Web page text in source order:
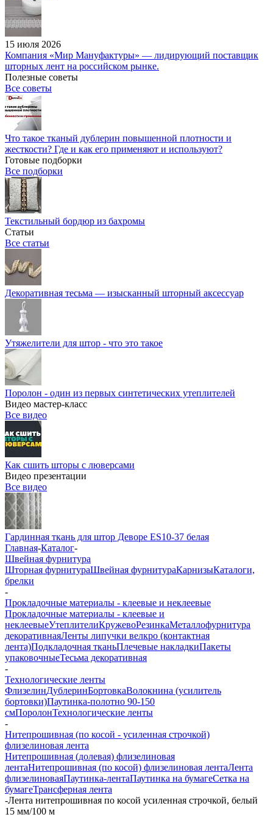
15 июля 2026
Компания «Мир Мануфактуры» — лидирующий поставщик
шторных лент на российском рынке.
Полезные советы
Все советы
Что такое тканый дублерин повышенной плотности и
жесткости? Где и как его применяют и используют?
Готовые подборки
Все подборки
Текстильный бордюр из бахромы
Статьи
Все статьи
Декоративная тесьма — изысканный шторный аксессуар
Утяжелители для штор - что это такое
Поролон - один из первых синтетических утеплителей
Видео мастер-класс
Все видео
Как сшить шторы с люверсами
Видео презентации
Все видео
Гардинная ткань для штор Деворе ES10-37 белая
Главная-Каталог-
Швейная фурнитура
Шторная фурнитураШвейная фурнитураКарнизыКаталоги,
брелки
-
Прокладочные материалы - клеевые и неклеевые
Прокладочные материалы - клеевые и
неклеевыеУтеплителиКружевоРезинкаМеталлофурнитура
декоративнаяЛенты липучки велкро (контактная
лента)Подкладочная тканьПлечевые накладкиПакеты
упаковочныеТесьма декоративная
-
Технологические ленты
ФлизелинДублеринБортовкаВолокнина (усилитель
бортовки)Паутинка-полотно 90-150
смПоролонТехнологические ленты
-
Нитепрошивная (по косой - усиленная строчкой)
флизелиновая лента
Нитепрошивная (долевая) флизелиновая
лентаНитепрошивная (по косой) флизелиновая лентаЛента
флизелиноваяПаутинка-лентаПаутинка на бумагеСетка на
бумагеТрансферная лента
-Лента нитепрошивная по косой усиленная строчкой, белый
15 мм/100 м